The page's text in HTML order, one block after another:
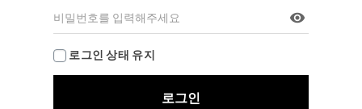
visibility
로그인 상태 유지